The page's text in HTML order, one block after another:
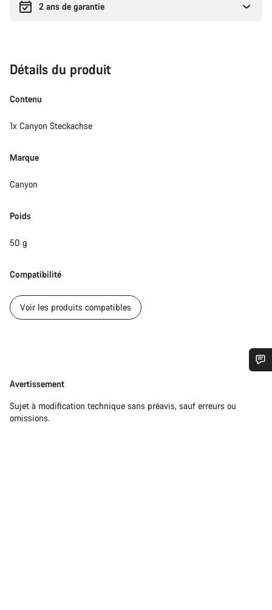
2 ans de garantie
Détails du produit
Contenu
1x Canyon Steckachse
Marque
Canyon
Poids
50 g
Compatibilité
Voir les produits compatibles
Avertissement
Avertissement
Sujet à modification technique sans préavis, sauf erreurs ou
omissions.
Besoin d’aide ?
Nos experts du service client vous attendent pour